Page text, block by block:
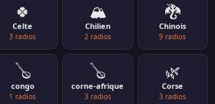
🍀
Celte
3 radios
🏔️
Chilien
2 radios
🐉
Chinois
9 radios
🪕
congo
1 radios
🪕
corne-afrique
3 radios
🌿
Corse
3 radios